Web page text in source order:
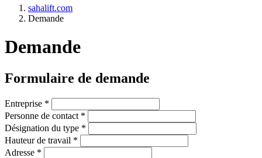
sahalift.com
Demande
Demande
Formulaire de demande
Entreprise *
Personne de contact *
Désignation du type *
Hauteur de travail *
Adresse *